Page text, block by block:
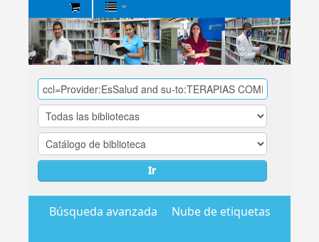
Biblioteca
Central
EsSalud
Ir
Búsqueda avanzada Nube de etiquetas